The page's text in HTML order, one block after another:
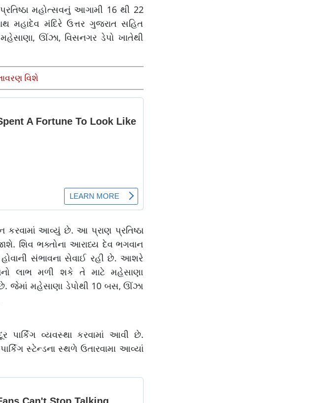
મહોત્સવનું આગામી 16 થી 22
મંદિરે ઉત્તર ગુજરાત સહિત
મહેસાણા, ઊંઝા, વિસનગર ડેપો ખાતેથી
વિશે
કરવામાં આવ્યું છે. આ પ્રાણ પ્રતિષ્ઠા
શિવ ભક્તોના આરાધ્ય દેવ ભગવાન
હોવાની સંભાવના સેવાઈ રહી છે. આશરે
લાભ મળી શકે તે માટે મહેસાણા
છે. જેમાં મહેસાણા ડેપોથી 10 બસ, ઊંઝા
પાર્કિગ વ્યવસ્થા કરવામાં આવી છે.
સ્ટેન્ડના સ્થળે ઉતારવામા આવ્યાં